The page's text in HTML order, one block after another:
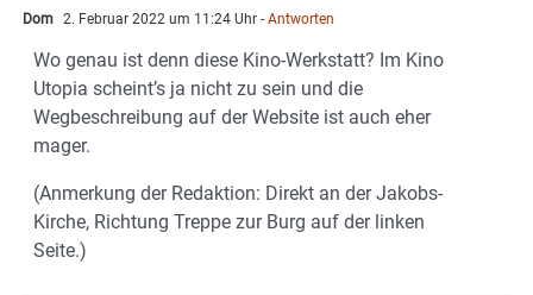
Dom 2. Februar 2022 um 11:24 Uhr - Antworten
Wo genau ist denn diese Kino-Werkstatt? Im Kino
Utopia scheint’s ja nicht zu sein und die
Wegbeschreibung auf der Website ist auch eher
mager.
(Anmerkung der Redaktion: Direkt an der Jakobs-
Kirche, Richtung Treppe zur Burg auf der linken
Seite.)